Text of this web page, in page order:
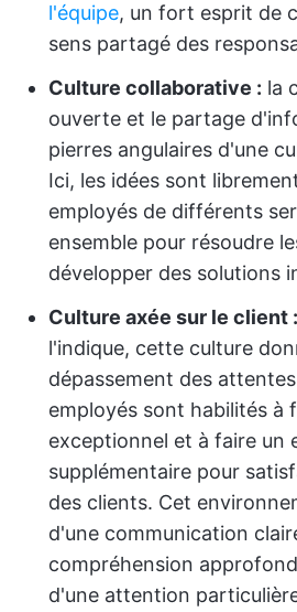
l'équipe, un fort esprit de
sens partagé des
Culture collaborative : la
ouverte et le partage
pierres angulaires d'une
Ici, les idées sont
employés de différents
ensemble pour résoudre
développer des solutions
Culture axée sur le client :
l'indique, cette culture
dépassement des
employés sont habilités à
exceptionnel et à faire un
supplémentaire pour
des clients. Cet
d'une communication
compréhension
d'une attention